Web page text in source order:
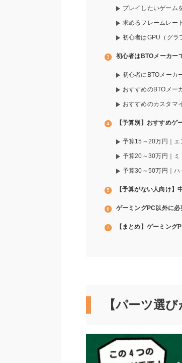
プレイしたいゲーム
求めるフレームレー
初心者はGPU（グラ
初心者はBTOメーカー
初心者にBTOメーカ
おすすめのBTOメー
おすすめのカスタマ
【予算別】おすすめゲ
予算15～20万円｜エ
予算20～30万円｜
予算30～50万円｜
【予算がない人向け
ゲーミングPC以外に
【まとめ】ゲーミング
【パーツ選